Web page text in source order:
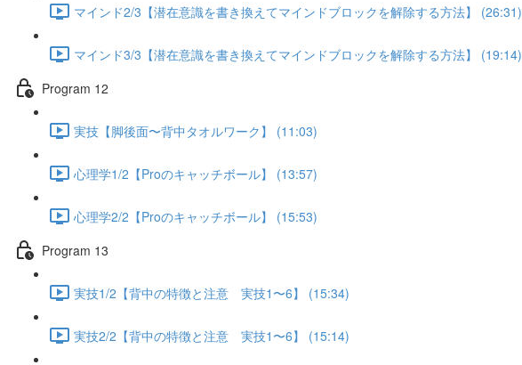
マインド2/3【潜在意識を書き換えてマインドブロックを解除する方法】 (26:31)
マインド3/3【潜在意識を書き換えてマインドブロックを解除する方法】 (19:14)
Program 12
実技【脚後面〜背中タオルワーク】 (11:03)
心理学1/2【Proのキャッチボール】 (13:57)
心理学2/2【Proのキャッチボール】 (15:53)
Program 13
実技1/2【背中の特徴と注意 実技1〜6】 (15:34)
実技2/2【背中の特徴と注意 実技1〜6】 (15:14)